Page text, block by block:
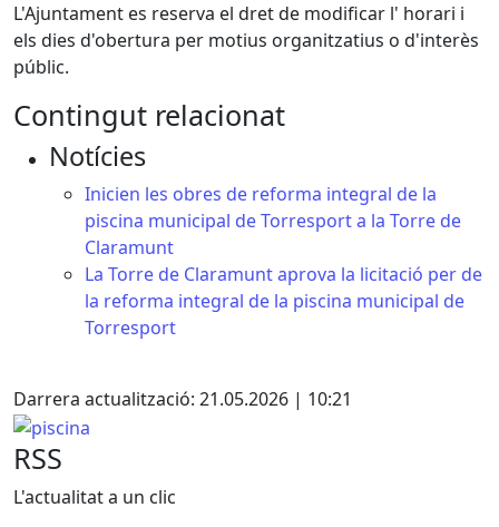
L'Ajuntament es reserva el dret de modificar l' horari i
els dies d'obertura per motius organitzatius o d'interès
públic.
Contingut relacionat
Notícies
Inicien les obres de reforma integral de la
piscina municipal de Torresport a la Torre de
Claramunt
La Torre de Claramunt aprova la licitació per de
la reforma integral de la piscina municipal de
Torresport
Darrera actualització: 21.05.2026 | 10:21
piscina
RSS
L'actualitat a un clic